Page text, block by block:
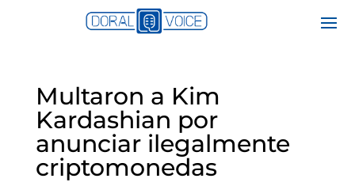
Multaron a Kim
Kardashian por
anunciar ilegalmente
criptomonedas